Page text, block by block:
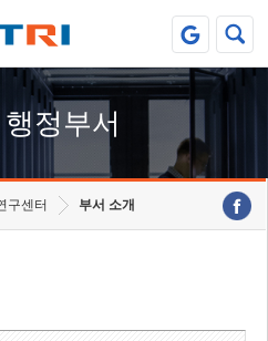
정부서
구센터 부서 소개